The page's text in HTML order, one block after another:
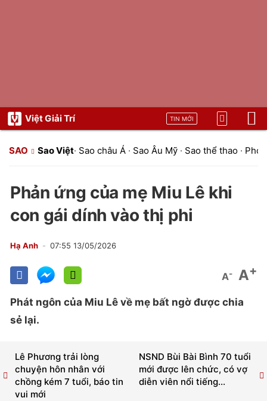
Việt Giải Trí TIN MỚI
SAO Sao Việt· Sao châu Á · Sao Âu Mỹ · Sao thể thao ·
Phản ứng của mẹ Miu Lê khi
con gái dính vào thị phi
Hạ Anh 07:55 13/05/2026
A- A+
Phát ngôn của Miu Lê về mẹ bất ngờ được chia
sẻ lại.
NSND Bùi Bài Bình 70 tuổi
mới được lên chức, có vợ
diễn viên nổi tiếng...
Lê Phương trải lòng
chuyện hôn nhân với
chồng kém 7 tuổi, báo tin
vui mới